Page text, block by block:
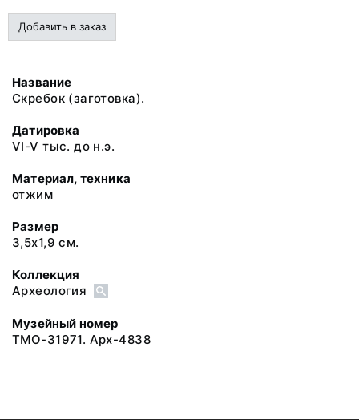
Добавить в заказ
Название
Скребок (заготовка).
Датировка
VI-V тыс. до н.э.
Материал, техника
отжим
Размер
3,5х1,9 см.
Коллекция
Археология
Музейный номер
ТМО-31971. Арх-4838